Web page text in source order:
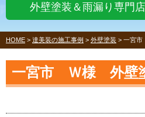
外壁塗装＆雨漏り専門
HOME > 達美装の施工事例 > 外壁塗装 > 一宮
一宮市 Ｗ様 外壁